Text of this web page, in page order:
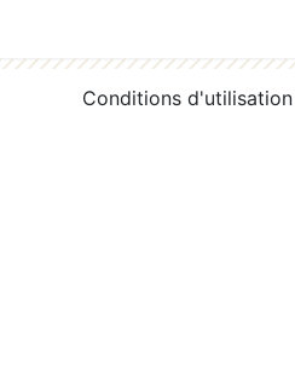
Conditions d'utilisation